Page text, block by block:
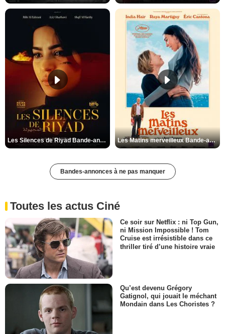
Les Silences de Riyad Bande-annonce VO STFR Les Matins merveilleux Bande-annonce VF
Bandes-annonces à ne pas manquer
Toutes les actus Ciné
Ce soir sur Netflix : ni Top Gun,
ni Mission Impossible ! Tom
Cruise est irrésistible dans ce
thriller tiré d’une histoire vraie
Qu’est devenu Grégory
Gatignol, qui jouait le méchant
Mondain dans Les Choristes ?